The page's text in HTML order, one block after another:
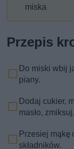
miska
Przepis
Do miski wbij
piany.
Dodaj cukier,
masło, zmiksuj.
Przesiej mąkę
składników.